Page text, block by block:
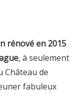
rénové en 2015
, à seulement
Château de
fabuleux